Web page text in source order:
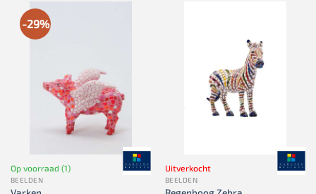
-29%
Op voorraad (1)
BEELDEN
Uitverkocht
BEELDEN